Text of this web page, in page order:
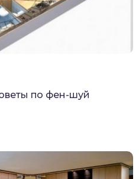
по фен-шуй